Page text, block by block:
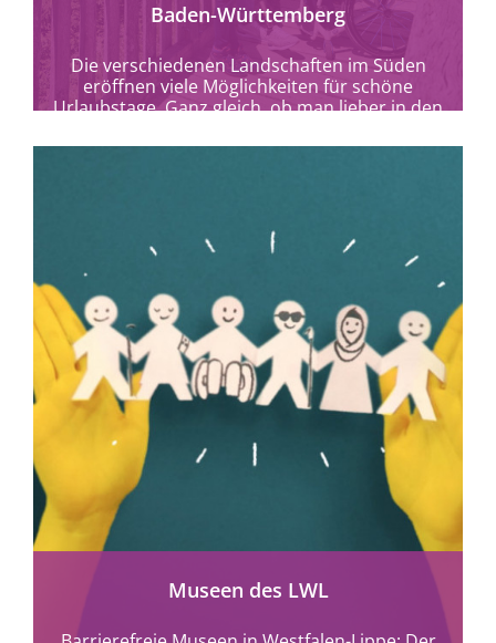
Baden-Württemberg
Die verschiedenen Landschaften im Süden
eröffnen viele Möglichkeiten für schöne
Urlaubstage. Ganz gleich, ob man lieber in den
Museen des LWL